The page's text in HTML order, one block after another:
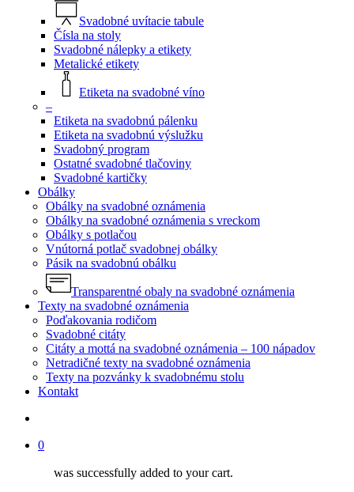
Svadobné uvítacie tabule
Čísla na stoly
Svadobné nálepky a etikety
Metalické etikety
Etiketa na svadobné víno
–
Etiketa na svadobnú pálenku
Etiketa na svadobnú výslužku
Svadobný program
Ostatné svadobné tlačoviny
Svadobné kartičky
Obálky
Obálky na svadobné oznámenia
Obálky na svadobné oznámenia s vreckom
Obálky s potlačou
Vnútorná potlač svadobnej obálky
Pásik na svadobnú obálku
Transparentné obaly na svadobné oznámenia
Texty na svadobné oznámenia
Poďakovania rodičom
Svadobné citáty
Citáty a mottá na svadobné oznámenia – 100 nápadov
Netradičné texty na svadobné oznámenia
Texty na pozvánky k svadobnému stolu
Kontakt
0
was successfully added to your cart.